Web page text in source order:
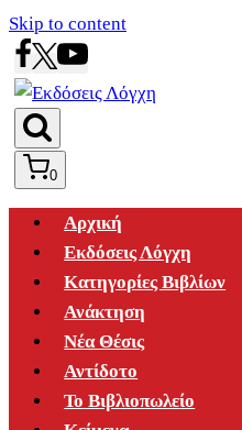
Skip to content
0
Αρχική
Εκδόσεις Λόγχη
Κατηγορίες Βιβλίων
Ανάκτηση
Νέα Θέσις
Αντίδοτο
Το Βιβλιοπωλείο